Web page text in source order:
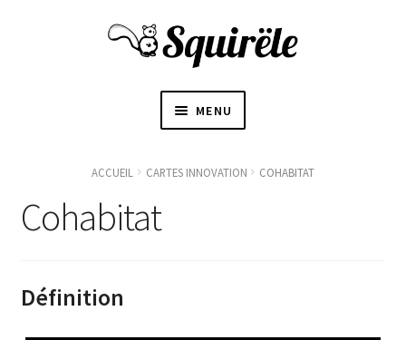
MENU
ACCUEIL CARTES INNOVATION COHABITAT
Cohabitat
Définition